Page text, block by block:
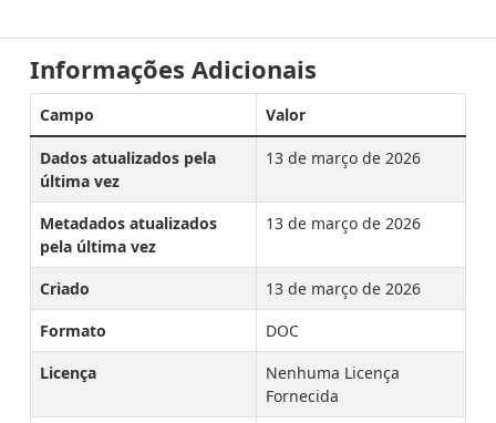
Informações Adicionais
Campo Valor
Dados atualizados pela
última vez
13 de março de 2026
Metadados atualizados
pela última vez
13 de março de 2026
Criado
13 de março de 2026
Formato
DOC
Licença
Nenhuma Licença
Fornecida